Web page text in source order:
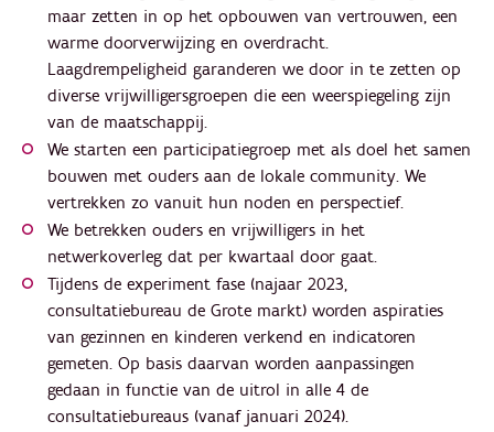
maar zetten in op het opbouwen van vertrouwen, een
warme doorverwijzing en overdracht.
Laagdrempeligheid garanderen we door in te zetten op
diverse vrijwilligersgroepen die een weerspiegeling zijn
van de maatschappij.
We starten een participatiegroep met als doel het samen
bouwen met ouders aan de lokale community. We
vertrekken zo vanuit hun noden en perspectief.
We betrekken ouders en vrijwilligers in het
netwerkoverleg dat per kwartaal door gaat.
Tijdens de experiment fase (najaar 2023,
consultatiebureau de Grote markt) worden aspiraties
van gezinnen en kinderen verkend en indicatoren
gemeten. Op basis daarvan worden aanpassingen
gedaan in functie van de uitrol in alle 4 de
consultatiebureaus (vanaf januari 2024).